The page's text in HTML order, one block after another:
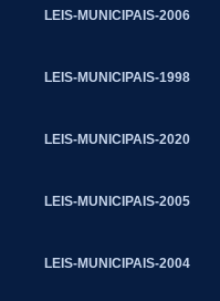
LEIS-MUNICIPAIS-2006
LEIS-MUNICIPAIS-1998
LEIS-MUNICIPAIS-2020
LEIS-MUNICIPAIS-2005
LEIS-MUNICIPAIS-2004